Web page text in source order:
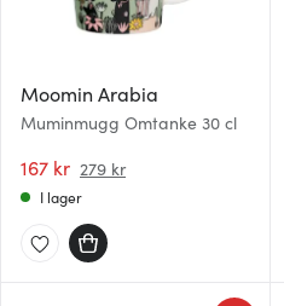
Moomin Arabia
Muminmugg Omtanke 30 cl
167 kr 279 kr
I lager